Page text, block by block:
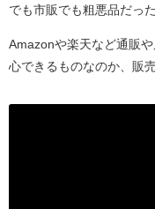
でも市販でも粗悪品だっ
Amazonや楽天など通販
心できるものなのか、販